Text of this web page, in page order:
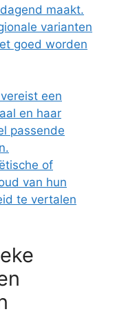
maakt.
varianten
goed worden
een
en haar
passende
of
van hun
te vertalen